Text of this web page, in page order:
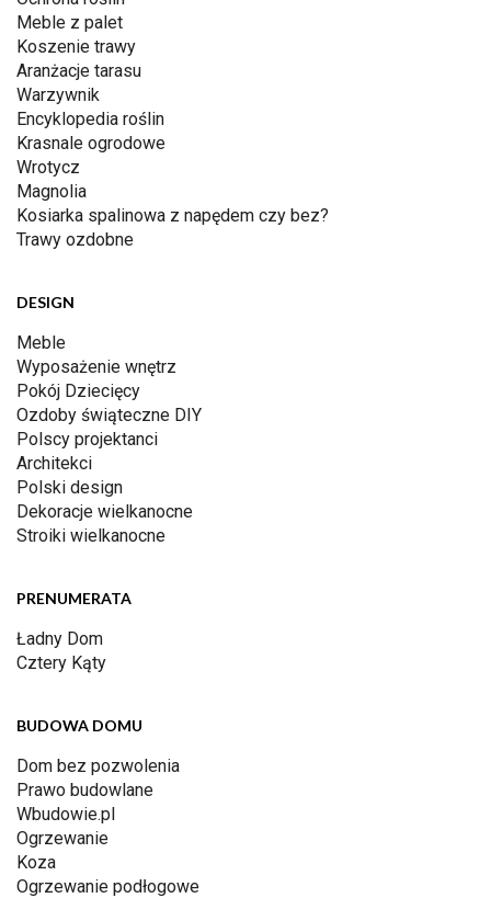
Meble z palet
Koszenie trawy
Aranżacje tarasu
Warzywnik
Encyklopedia roślin
Krasnale ogrodowe
Wrotycz
Magnolia
Kosiarka spalinowa z napędem czy bez?
Trawy ozdobne
DESIGN
Meble
Wyposażenie wnętrz
Pokój Dziecięcy
Ozdoby świąteczne DIY
Polscy projektanci
Architekci
Polski design
Dekoracje wielkanocne
Stroiki wielkanocne
PRENUMERATA
Ładny Dom
Cztery Kąty
BUDOWA DOMU
Dom bez pozwolenia
Prawo budowlane
Wbudowie.pl
Ogrzewanie
Koza
Ogrzewanie podłogowe